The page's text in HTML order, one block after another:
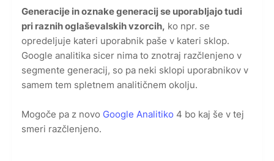
Generacije in oznake generacij se uporabljajo tudi
pri raznih oglaševalskih vzorcih, ko npr. se
opredeljuje kateri uporabnik paše v kateri sklop.
Google analitika sicer nima to znotraj razčlenjeno v
segmente generacij, so pa neki sklopi uporabnikov v
samem tem spletnem analitičnem okolju.
Mogoče pa z novo Google Analitiko 4 bo kaj še v tej
smeri razčlenjeno.